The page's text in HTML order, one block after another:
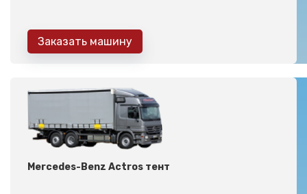
Заказать машину
Mercedes-Benz Actros тент